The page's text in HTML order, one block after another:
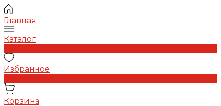
Главная
Каталог
Избранное
Корзина